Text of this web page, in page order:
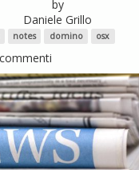
by
Daniele Grillo
notes domino osx